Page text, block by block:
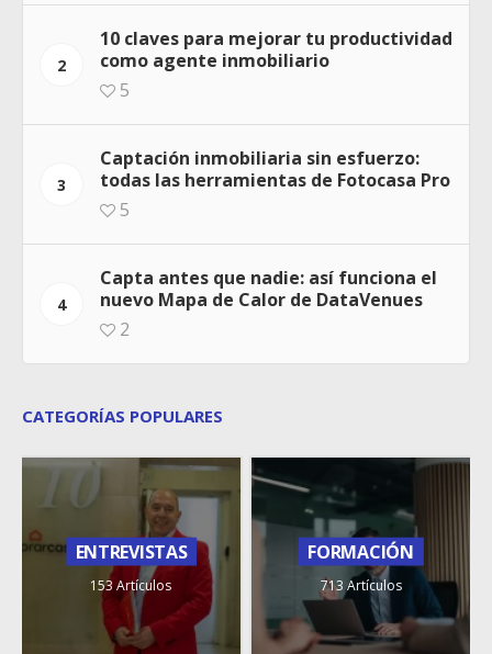
2
10 claves para mejorar tu productividad
como agente inmobiliario
5
3
Captación inmobiliaria sin esfuerzo:
todas las herramientas de Fotocasa Pro
5
4
Capta antes que nadie: así funciona el
nuevo Mapa de Calor de DataVenues
2
CATEGORÍAS POPULARES
ENTREVISTAS
153 Artículos
FORMACIÓN
713 Artículos